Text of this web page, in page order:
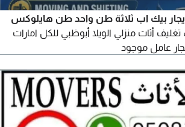
بيك اب ثلاثة طن واحد طن هايلوكس
أثاث منزلي الويلا أبوظبي للكل امارات